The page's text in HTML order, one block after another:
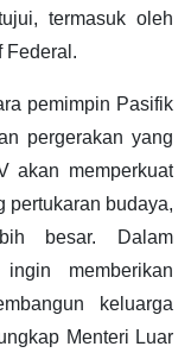
termasuk oleh
Federal.
pemimpin Pasifik
pergerakan yang
akan memperkuat
pertukaran budaya,
besar. Dalam
memberikan
keluarga
Menteri Luar